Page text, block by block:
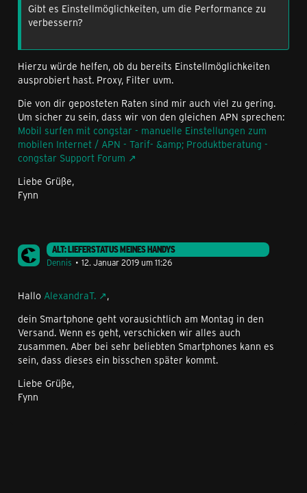
Gibt es Einstellmöglichkeiten, um die Performance zu
verbessern?
Hierzu würde helfen, ob du bereits Einstellmöglichkeiten
ausprobiert hast. Proxy, Filter uvm.
Die von dir geposteten Raten sind mir auch viel zu gering.
Um sicher zu sein, dass wir von den gleichen APN sprechen:
Mobil surfen mit congstar - manuelle Einstellungen zum
mobilen Internet / APN - Tarif- &amp; Produktberatung -
congstar Support Forum
Liebe Grüße,
Fynn
ALT: LIEFERSTATUS MEINES HANDYS
Dennis
12. Januar 2019 um 11:26
Hallo AlexandraT.
,
dein Smartphone geht vorausichtlich am Montag in den
Versand. Wenn es geht, verschicken wir alles auch
zusammen. Aber bei sehr beliebten Smartphones kann es
sein, dass dieses ein bisschen später kommt.
Liebe Grüße,
Fynn